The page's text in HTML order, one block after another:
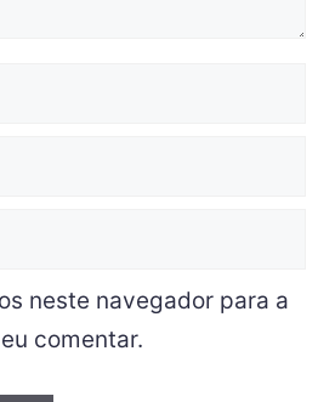
neste navegador para a
comentar.